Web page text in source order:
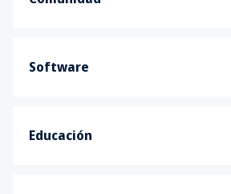
Software
Educación